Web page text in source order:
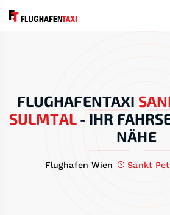
FLUGHAFENTAXI
SULMTAL- IHR
NÄHE
Flughafen Wien Sankt